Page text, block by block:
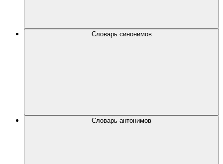
Словарь синонимов
Словарь антонимов